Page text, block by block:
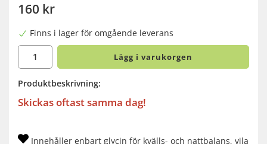
160 kr
Finns i lager för omgående leverans
Lägg i varukorgen
Produktbeskrivning:
Skickas oftast samma dag!
Innehåller enbart glycin för kvälls- och nattbalans, vila